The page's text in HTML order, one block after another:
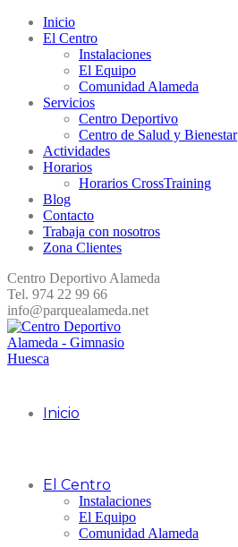
Inicio
El Centro
Instalaciones
El Equipo
Comunidad Alameda
Servicios
Centro Deportivo
Centro de Salud y Bienestar
Actividades
Horarios
Horarios CrossTraining
Blog
Contacto
Trabaja con nosotros
Zona Clientes
Centro Deportivo Alameda
Tel. 974 22 99 66
info@parquealameda.net
Inicio
El Centro
Instalaciones
El Equipo
Comunidad Alameda